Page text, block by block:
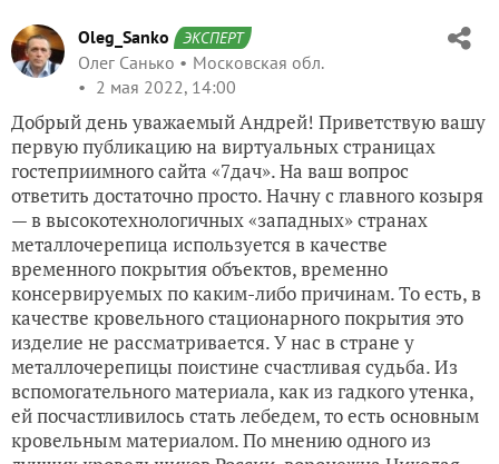
Oleg_Sanko ЭКСПЕРТ
Олег Санько
Московская обл.
2 мая 2022, 14:00
Добрый день уважаемый Андрей! Приветствую вашу
первую публикацию на виртуальных страницах
гостеприимного сайта «7дач». На ваш вопрос
ответить достаточно просто. Начну с главного козыря
— в высокотехнологичных «западных» странах
металлочерепица используется в качестве
временного покрытия объектов, временно
консервируемых по каким-либо причинам. То есть, в
качестве кровельного стационарного покрытия это
изделие не рассматривается. У нас в стране у
металлочерепицы поистине счастливая судьба. Из
вспомогательного материала, как из гадкого утенка,
ей посчастливилось стать лебедем, то есть основным
кровельным материалом. По мнению одного из